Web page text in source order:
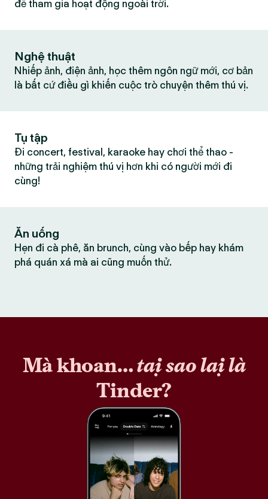
để tham gia hoạt động ngoài trời.
Nghệ thuật
Nhiếp ảnh, điện ảnh, học thêm ngôn ngữ mới, cơ bản
là bất cứ điều gì khiến cuộc trò chuyện thêm thú vị.
Tụ tập
Đi concert, festival, karaoke hay chơi thể thao -
những trải nghiệm thú vị hơn khi có người mới đi
cùng!
Ăn uống
Hẹn đi cà phê, ăn brunch, cùng vào bếp hay khám
phá quán xá mà ai cũng muốn thử.
Mà khoan…tại sao lại là
Tinder?